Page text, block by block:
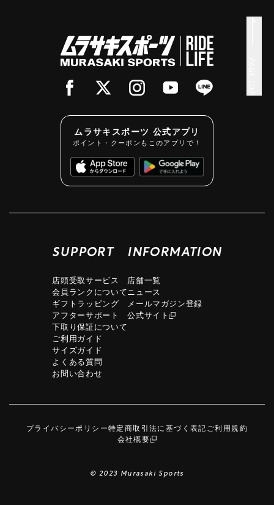
ムラサキスポーツ 公式アプリ
ポイント・クーポンもこのアプリで！
SUPPORT
店頭受取サービス
会員ランクについて
ギフトラッピング
アフターサポート
下取り保証について
ご利用ガイド
サイズガイド
よくある質問
お問い合わせ
INFORMATION
店舗一覧
ニュース
メールマガジン登録
公式サイト
プライバシーポリシー特定商取引法に基づく表記ご利用規約
会社概要
© 2023 Murasaki Sports